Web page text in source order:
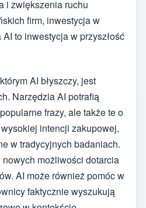
i zwiększenia ruchu
firm, inwestycja w
to inwestycja w przyszłość
AI błyszczy, jest
Narzędzia AI potrafią
frazy, ale także te o
intencji zakupowej,
w tradycyjnych badaniach.
możliwości dotarcia
AI może również pomóc w
faktycznie wyszukują